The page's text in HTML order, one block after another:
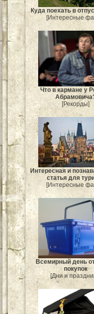
Куда поехать в
[Интересные
Что в кармане у
[Рекорды]
Интересная и
статья для
[Интересные
Всемирный день
покупок
[Дни и